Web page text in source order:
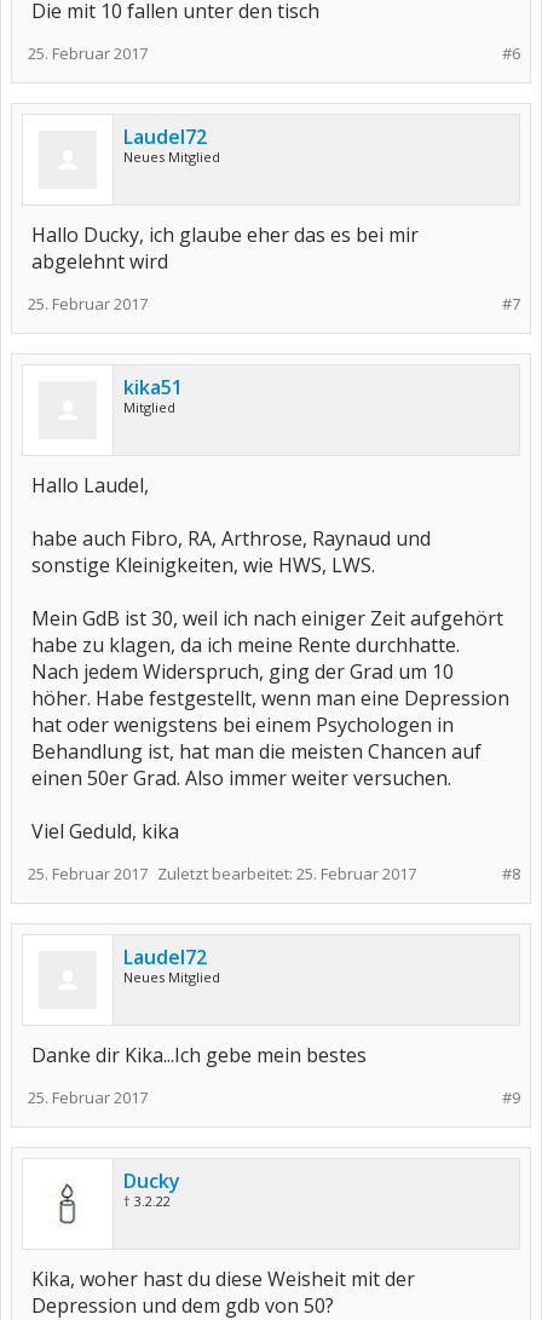
Die mit 10 fallen unter den tisch
#6
25. Februar 2017
Laudel72
Neues Mitglied
Hallo Ducky, ich glaube eher das es bei mir
abgelehnt wird
#7
25. Februar 2017
kika51
Mitglied
Hallo Laudel,
habe auch Fibro, RA, Arthrose, Raynaud und
sonstige Kleinigkeiten, wie HWS, LWS.
Mein GdB ist 30, weil ich nach einiger Zeit aufgehört
habe zu klagen, da ich meine Rente durchhatte.
Nach jedem Widerspruch, ging der Grad um 10
höher. Habe festgestellt, wenn man eine Depression
hat oder wenigstens bei einem Psychologen in
Behandlung ist, hat man die meisten Chancen auf
einen 50er Grad. Also immer weiter versuchen.
Viel Geduld, kika
#8
25. Februar 2017 Zuletzt bearbeitet: 25. Februar 2017
Laudel72
Neues Mitglied
Danke dir Kika...Ich gebe mein bestes
#9
25. Februar 2017
Ducky
† 3.2.22
Kika, woher hast du diese Weisheit mit der
Depression und dem gdb von 50?